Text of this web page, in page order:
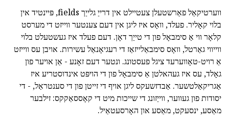
ווערטיקאַל פאַרשטעלן צעטיילט אין דרייַ גלייַך fields, פּיינטיד אין
בלוי קאָליר. פעלד, וואָס איז ליגן אין דעם צענטער ווייזט די מערסט
קלאָר ווי אַ סימבאָל פון די טייַך דאָן. דעם פעלד איז געשטעלט בלוי
ווייווי גאַרטל, וואָס סימבאַלייזאַז די רעגיאָנאַל עשירות. אויבן עס ווייזט
אַ רויט-טאָווערעד ציגל פעסטונג. ונטער דעם זאָנע - אַן אויער פון
גאָלד, עס איז געהאלטן אַ סימבאָל פון די הויפּט אינדוסטריע איז
אַגריקאַלטשער. אַבדזשעקס ליגן אויף די זייטן פון די סענטראַל, - די
יסודות פון געווער, ווייַזונג די שייכות מיט די קאָססאַקקס: זילבער
מאַסע, ינסעקט, מאַסע און האָרסעטאַיל.